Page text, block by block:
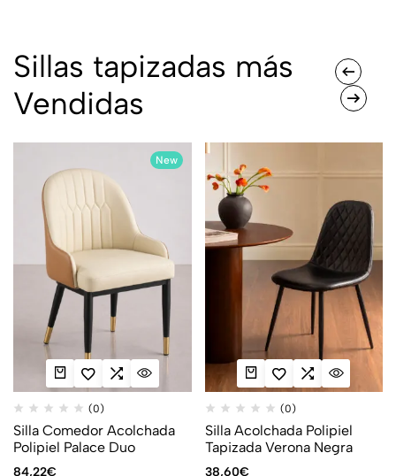
Sillas tapizadas más
Vendidas
New
(0)
Silla Comedor Acolchada
Polipiel Palace Duo
84,22€
(0)
Silla Acolchada Polipiel
Tapizada Verona Negra
38,60€